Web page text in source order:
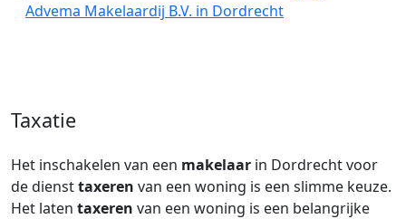
Advema Makelaardij B.V. in Dordrecht
Taxatie
Het inschakelen van een makelaar in Dordrecht voor
de diensttaxeren van een woning is een slimme keuze.
Het laten taxeren van een woning is een belangrijke